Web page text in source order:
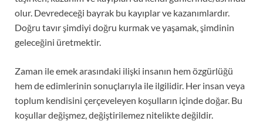
olur. Devredeceği bayrak bu kayıplar ve kazanımlardır.
Doğru tavır şimdiyi doğru kurmak ve yaşamak, şimdinin
geleceğini üretmektir.
Zaman ile emek arasındaki ilişki insanın hem özgürlüğü
hem de edimlerinin sonuçlarıyla ile ilgilidir. Her insan veya
toplum kendisini çerçeveleyen koşulların içinde doğar. Bu
koşullar değişmez, değiştirilemez nitelikte değildir.